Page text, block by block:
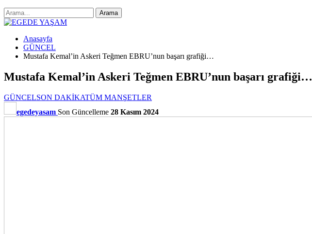
Anasayfa
GÜNCEL
Mustafa Kemal’in Askeri Teğmen EBRU’nun başarı grafiği…
Mustafa Kemal’in Askeri Teğmen EBRU’nun başarı grafiği…
GÜNCELSON DAKİKATÜM MANŞETLER
egedeyasam Son Güncelleme 28 Kasım 2024